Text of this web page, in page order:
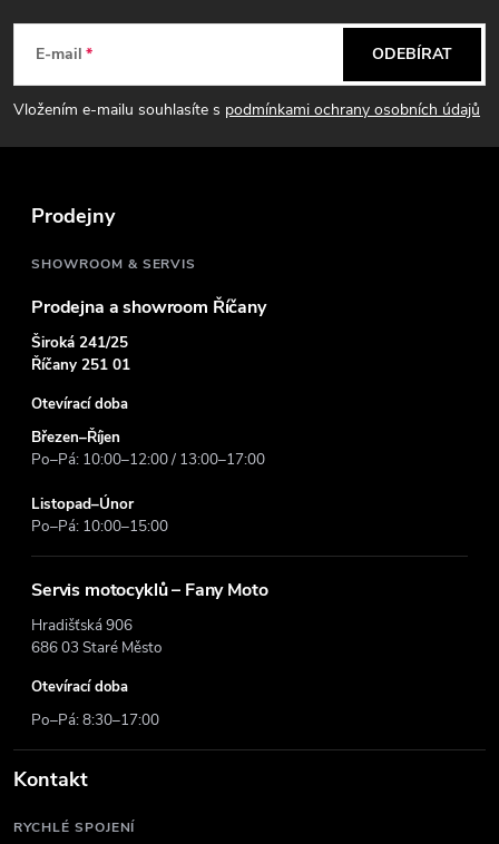
p
a
E-mail
Vložením e-mailu souhlasíte s podmínkami ochrany osobních údajů
ODEBÍRAT
Prodejny
SHOWROOM & SERVIS
Prodejna a showroom Říčany
Široká 241/25
Říčany 251 01
Otevírací doba
Březen–Říjen
Po–Pá: 10:00–12:00 / 13:00–17:00
Listopad–Únor
Po–Pá: 10:00–15:00
Servis motocyklů – Fany Moto
Hradišťská 906
686 03 Staré Město
Otevírací doba
Po–Pá: 8:30–17:00
Kontakt
RYCHLÉ SPOJENÍ